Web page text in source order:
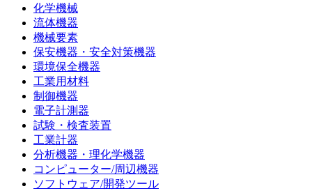
化学機械
流体機器
機械要素
保安機器・安全対策機器
環境保全機器
工業用材料
制御機器
電子計測器
試験・検査装置
工業計器
分析機器・理化学機器
コンピューター/周辺機器
ソフトウェア/開発ツール